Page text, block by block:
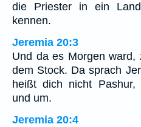
die Priester in ein
kennen.
Jeremia 20:3
Und da es Morgen ward,
dem Stock. Da sprach
heißt dich nicht Pashur,
und um.
Jeremia 20:4